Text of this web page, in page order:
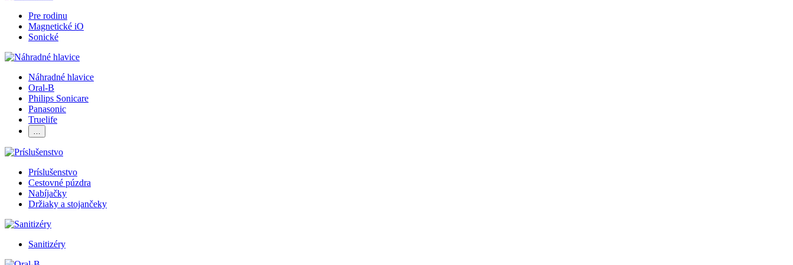
Pre rodinu
Magnetické iO
Sonické
Náhradné hlavice
Oral-B
Philips Sonicare
Panasonic
Truelife
…
Príslušenstvo
Cestovné púzdra
Nabíjačky
Držiaky a stojančeky
Sanitizéry